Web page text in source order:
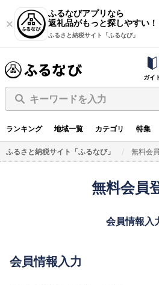
ふるなびアプリなら
返礼品がもっと探しやすい！
ふるさと納税サイト「ふるなび」
ガイ
キーワードを入力
ランキング 地域一覧 カテゴリ 特集
ふるさと納税サイト「ふるなび」 無料会
無料会員
会員情報入
会員情報入力